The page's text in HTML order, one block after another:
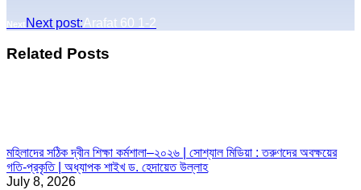
Next Next post:Arafat 60 1-2
Related Posts
মহিলাদের সঠিক দ্বীন শিক্ষা কর্মশালা–২০২৬ | সোশ্যাল মিডিয়া : তরুণদের অবক্ষয়ের
গতি-প্রকৃতি | অধ্যাপক শাইখ ড. হেদায়েত উল্লাহ
July 8, 2026